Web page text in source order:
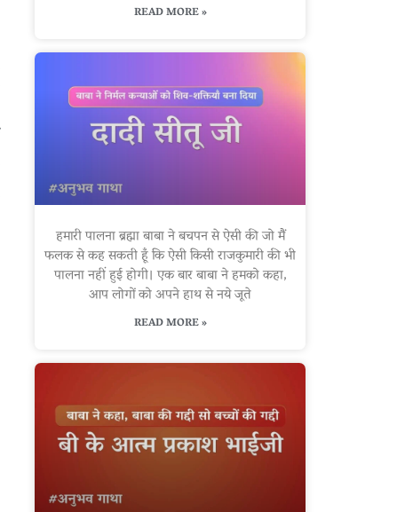
READ MORE »
हमारी पालना ब्रह्मा बाबा ने बचपन से ऐसी की जो मैं
फलक से कह सकती हूँ कि ऐसी किसी राजकुमारी की भी
पालना नहीं हुई होगी। एक बार बाबा ने हमको कहा,
आप लोगों को अपने हाथ से नये जूते
READ MORE »